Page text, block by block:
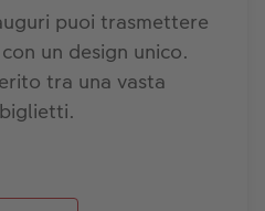
puoi trasmettere
un design unico.
tra una vasta